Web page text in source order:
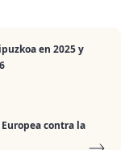
en 2025 y
contra la